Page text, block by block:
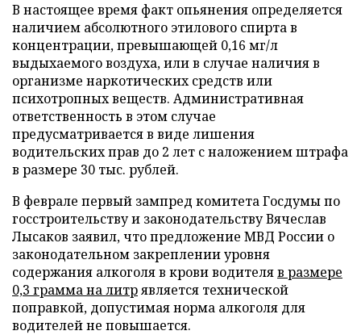
В настоящее время факт опьянения определяется
наличием абсолютного этилового спирта в
концентрации, превышающей 0,16 мг/л
выдыхаемого воздуха, или в случае наличия в
организме наркотических средств или
психотропных веществ. Административная
ответственность в этом случае
предусматривается в виде лишения
водительских прав до 2 лет с наложением штрафа
в размере 30 тыс. рублей.
В феврале первый зампред комитета Госдумы по
госстроительству и законодательству Вячеслав
Лысаков заявил, что предложение МВД России о
законодательном закреплении уровня
содержания алкоголя в крови водителяв размере
0,3 грамма на литрявляется технической
поправкой, допустимая норма алкоголя для
водителей не повышается.